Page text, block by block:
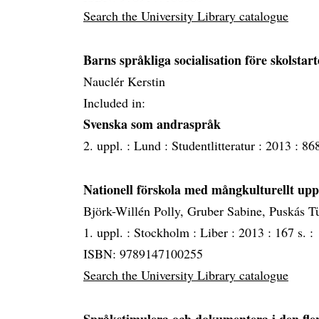
Search the University Library catalogue
Barns språkliga socialisation före
Nauclér Kerstin
Included in:
Svenska som andraspråk
2. uppl. : Lund : Studentlitteratur : 2013 :
Nationell förskola med mångkulturellt
Björk-Willén Polly, Gruber Sabine, Puskás
1. uppl. : Stockholm : Liber : 2013 : 167 s. :
ISBN: 9789147100255
Search the University Library catalogue